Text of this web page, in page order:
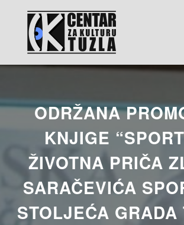
ODRŽANA
KNJIGE
ŽIVOTNA PRIČA
SARAČEVIĆA
STOLJEĆA GRADA